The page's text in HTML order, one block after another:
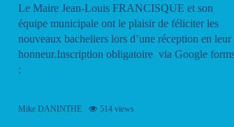
Le Maire Jean-Louis FRANCISQUE et son
équipe municipale ont le plaisir de féliciter les
nouveaux bacheliers lors d’une réception en leur
honneur.Inscription obligatoire via Google
:
Mike DANINTHE 514 views